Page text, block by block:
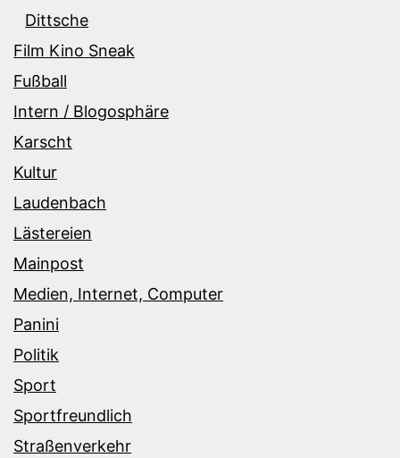
Dittsche
Film Kino Sneak
Fußball
Intern / Blogosphäre
Karscht
Kultur
Laudenbach
Lästereien
Mainpost
Medien, Internet, Computer
Panini
Politik
Sport
Sportfreundlich
Straßenverkehr